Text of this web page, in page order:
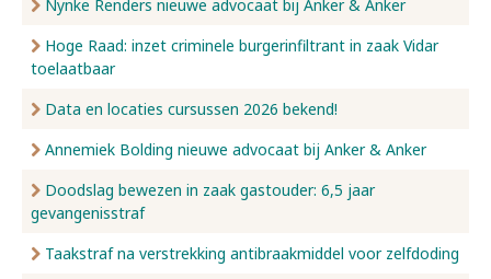
Nynke Renders nieuwe advocaat bij Anker & Anker
Hoge Raad: inzet criminele burgerinfiltrant in zaak Vidar
toelaatbaar
Data en locaties cursussen 2026 bekend!
Annemiek Bolding nieuwe advocaat bij Anker & Anker
Doodslag bewezen in zaak gastouder: 6,5 jaar
gevangenisstraf
Taakstraf na verstrekking antibraakmiddel voor zelfdoding